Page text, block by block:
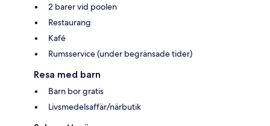
2 barer vid poolen
Restaurang
Kafé
Rumsservice (under begränsade tider)
Resa med barn
Barn bor gratis
Livsmedelsaffär/närbutik